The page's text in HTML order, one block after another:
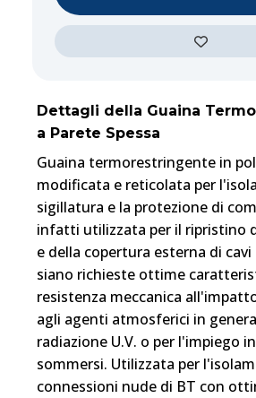
Dettagli della Guaina
a Parete Spessa
Guaina termorestringente in
modificata e reticolata per
sigillatura e la protezione di
infatti utilizzata per il ripristino
e della copertura esterna di
siano richieste ottime
resistenza meccanica
agli agenti atmosferici in
radiazione U.V. o per l'impiego
sommersi. Utilizzata per
connessioni nude di BT con